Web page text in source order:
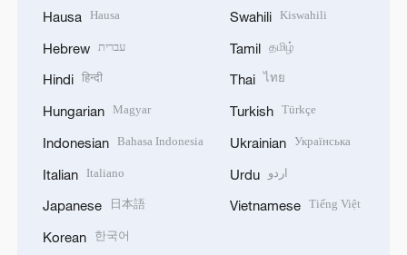
Hausa Hausa
Hebrew עברית
Hindi हिन्दी
Hungarian Magyar
Indonesian Bahasa Indonesia
Italian Italiano
Japanese 日本語
Korean 한국어
Swahili Kiswahili
Tamil தமிழ்
Thai ไทย
Turkish Türkçe
Ukrainian Українська
Urdu اردو
Vietnamese Tiếng Việt